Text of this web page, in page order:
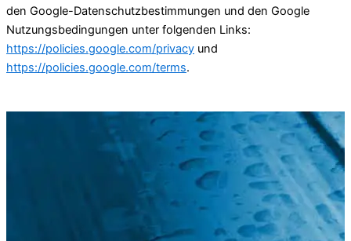
den Google-Datenschutzbestimmungen und den Google
Nutzungsbedingungen unter folgenden Links:
https://policies.google.com/privacy und
https://policies.google.com/terms.